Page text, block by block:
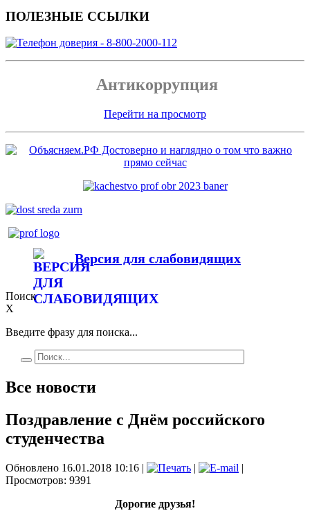
ПОЛЕЗНЫЕ ССЫЛКИ
Антикоррупция
Перейти на просмотр
Версия для слабовидящих
Поиск
X
Введите фразу для поиска...
Все новости
Поздравление с Днём российского
студенчества
Обновлено 16.01.2018 10:16 | |
|
Просмотров: 9391
Дорогие друзья!